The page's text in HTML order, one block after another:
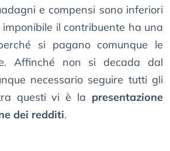
e compensi sono inferiori
il contribuente ha una
si pagano comunque le
Affinché non si decada dal
necessario seguire tutti gli
questi vi è la presentazione
dei redditi.